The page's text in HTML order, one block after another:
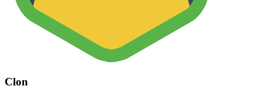
Clon